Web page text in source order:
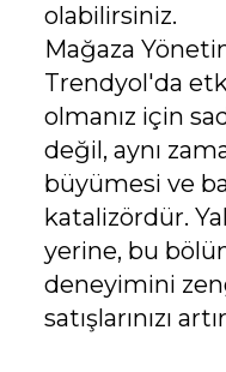
olabilirsiniz.
Mağaza
Trendyol'da
olmanız için
değil, aynı
büyümesi ve
katalizördür.
yerine, bu
deneyimini
satışlarınızı